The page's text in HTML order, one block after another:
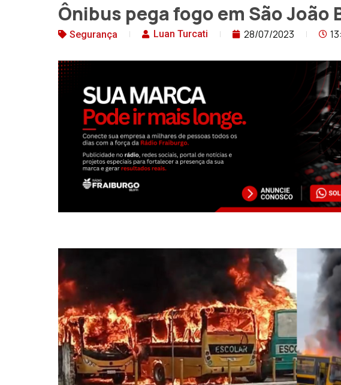
Ônibus pega fogo em São João
Segurança Luan Turcati 28/07/2023